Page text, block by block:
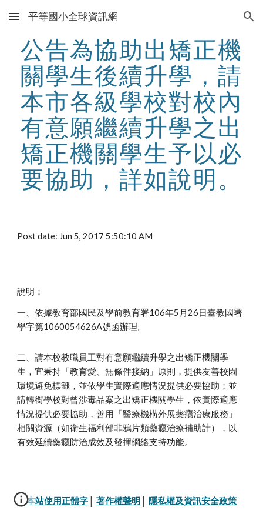
Skip to main content Skip to navigation
平等國小全球資訊網
公告為協助出矯正機
關學生後續升學，請
本市各級學校對校內
有意願繼續升學之出
矯正機關學生予以必
要協助，詳如說明。
Post date: Jun 5, 2017 5:50:10 AM
說明：
一、依據教育部國民及學前教育署106年5月26日臺教國署
學字第1060054626A號函辦理。
二、請本校教職員工對有意願繼續升學之出矯正機關學
生，宜秉持「教育愛、無條件接納」原則，提供友善校園
環境避免標籤，並依學生實際適應情況提供必要協助；並
請轉銜學校對曾涉毒品案之出矯正機關學生，依實際適應
情況提供必要協助，善用「醫療機構外展藥癮治療服務」
相關資源（如衛生福利部非鴉片類藥癮治療補助計），以
有效延續藥癮防治成效及發揮網絡支持功能。
本站使用正體字 著作權聲明 隱私權及資訊安全政策